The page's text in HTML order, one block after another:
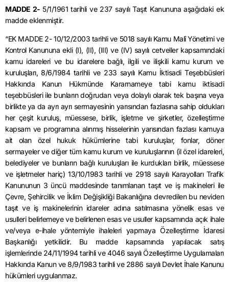
MADDE 2- 5/1/1961 tarihli ve 237 sayılı Taşıt Kanununa aşağıdaki ek
madde eklenmiştir.
“EK MADDE 2- 10/12/2003 tarihli ve 5018 sayılı Kamu Malî Yönetimi ve
Kontrol Kanununa ekli (I), (II), (III) ve (IV) sayılı cetveller kapsamındaki
kamu idareleri ve bu idarelere bağlı, ilgili ve ilişkili kamu kurum ve
kuruluşları, 8/6/1984 tarihli ve 233 sayılı Kamu İktisadi Teşebbüsleri
Hakkında Kanun Hükmünde Kararnameye tabi kamu iktisadi
teşebbüsleri ile bunların doğrudan veya dolaylı olarak tek başına veya
birlikte ya da ayrı ayrı sermayesinin yarısından fazlasına sahip oldukları
her çeşit kuruluş, müessese, birlik, işletme ve şirketler, özelleştirme
kapsam ve programına alınmış hisselerinin yarısından fazlası kamuya
ait olan özel hukuk hükümlerine tabi kuruluşlar, fonlar, döner
sermayeler ve diğer tüm kamu kurum ve kuruluşlarının (il özel idareleri,
belediyeler ve bunların bağlı kuruluşları ile kurdukları birlik, müessese
ve işletmeler hariç) 13/10/1983 tarihli ve 2918 sayılı Karayolları Trafik
Kanununun 3 üncü maddesinde tanımlanan taşıt ve iş makineleri ile
Çevre, Şehircilik ve İklim Değişikliği Bakanlığına devredilen bu neviden
taşıt ve iş makinelerinin idareler adına satılmasına yönelik esas ve
usulleri belirlemeye ve belirlenen esas ve usuller kapsamında açık ihale
ve/veya e-ihale yöntemiyle ihaleleri yapmaya Özelleştirme İdaresi
Başkanlığı yetkilidir. Bu madde kapsamında yapılacak satış
işlemlerinde 24/11/1994 tarihli ve 4046 sayılı Özelleştirme Uygulamaları
Hakkında Kanun ve 8/9/1983 tarihli ve 2886 sayılı Devlet İhale Kanunu
hükümleri uygulanmaz.